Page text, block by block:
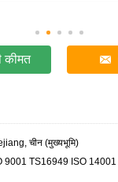
कीमत
चीन (मुख्यभूमि)
9001 TS16949 ISO 14001